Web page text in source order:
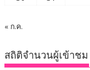
« ก.ค.
สถิติจำนวนผู้เข้าชม